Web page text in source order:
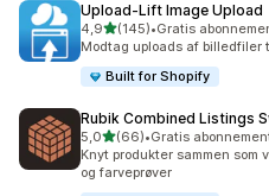
Upload‑Lift Image Upload
4,9ud af 5 stjerner
(145)
145 anmeldelser i alt
•Gratis
Modtag uploads af billedfiler
Built for Shopify
Rubik Combined Listings
5,0ud af 5 stjerner
(66)
66 anmeldelser i alt
•Gratis
Knyt produkter sammen
og farveprøver